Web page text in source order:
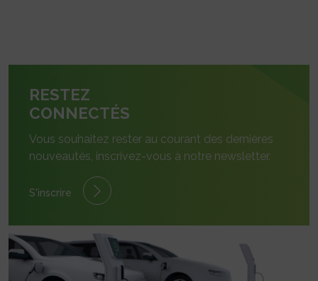
RESTEZ
CONNECTÉS
Vous souhaitez rester au courant des dernières
nouveautés, inscrivez-vous à notre newsletter.
S'inscrire